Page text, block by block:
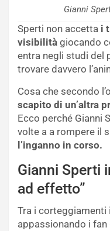
Gianni
Sperti non accetta i
visibilità giocando
entra negli studi del
trovare davvero
Cosa che secondo
scapito di un’altra
Ecco perché Gianni
volte a a rompere il
l’inganno in corso.
Gianni Sperti
ad effetto”
Tra i corteggiamenti
appassionando i fan